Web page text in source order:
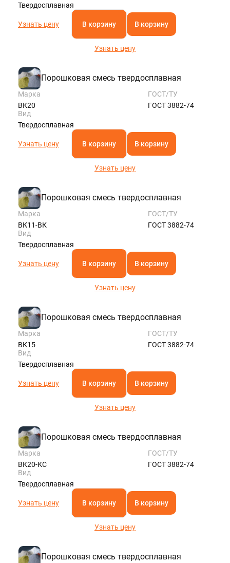
Твердосплавная
Узнать цену В корзину В корзину
Узнать цену
Порошковая смесь твердосплавная
Марка
ВК20
ГОСТ/ТУ
ГОСТ 3882-74
Вид
Твердосплавная
Узнать цену В корзину В корзину
Узнать цену
Порошковая смесь твердосплавная
Марка
ВК11-ВК
ГОСТ/ТУ
ГОСТ 3882-74
Вид
Твердосплавная
Узнать цену В корзину В корзину
Узнать цену
Порошковая смесь твердосплавная
Марка
ВК15
ГОСТ/ТУ
ГОСТ 3882-74
Вид
Твердосплавная
Узнать цену В корзину В корзину
Узнать цену
Порошковая смесь твердосплавная
Марка
ВК20-КС
ГОСТ/ТУ
ГОСТ 3882-74
Вид
Твердосплавная
Узнать цену В корзину В корзину
Узнать цену
Порошковая смесь твердосплавная